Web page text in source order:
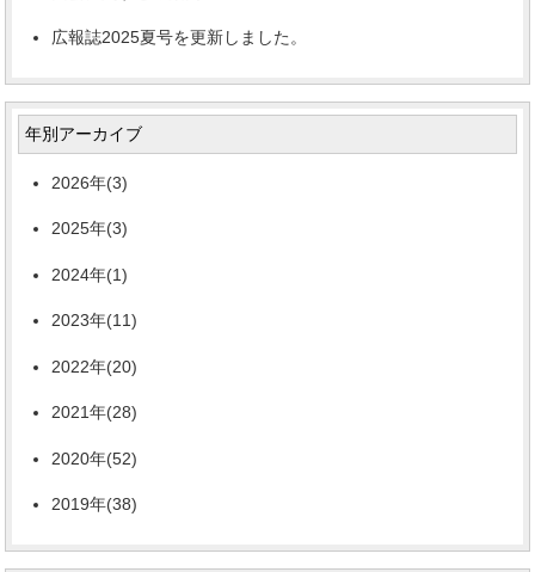
広報誌2025夏号を更新しました。
年別アーカイブ
2026年(3)
2025年(3)
2024年(1)
2023年(11)
2022年(20)
2021年(28)
2020年(52)
2019年(38)